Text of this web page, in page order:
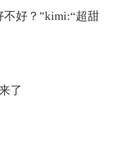
不好？”kimi:“超甜
了